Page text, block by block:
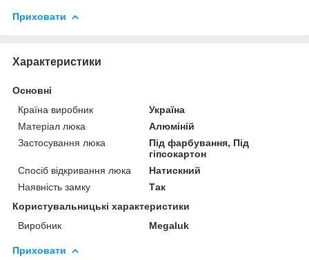
Приховати
Характеристики
Основні
Країна виробник
Україна
Матеріал люка
Алюміній
Застосування люка
Під фарбування, Під
гіпсокартон
Спосіб відкривання люка
Натискний
Наявність замку
Так
Користувальницькі характеристики
Виробник
Megaluk
Приховати